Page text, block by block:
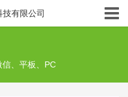
、平板、PC
有限公司